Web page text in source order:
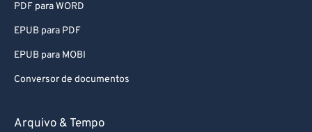
PDF para WORD
EPUB para PDF
EPUB para MOBI
Conversor de documentos
Arquivo & Tempo